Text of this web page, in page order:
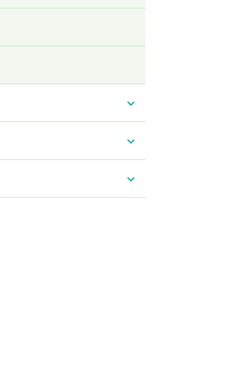
expand_more
expand_more
expand_more